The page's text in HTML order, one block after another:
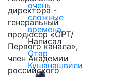
очень
сложные
времена…
Написал
Отар
Кушанашвили
директора -
генеральный
продюсер «ОРТ/
Первого канала»,
член Академии
российского